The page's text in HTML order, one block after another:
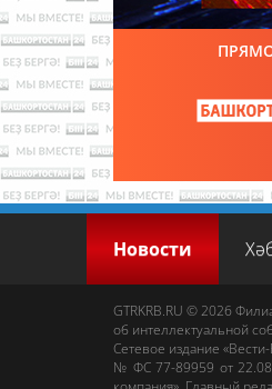
Новости
GTRKRB.RU © 2026
об интеллектуальной
Сетевое издание
№ ФС 77-89959 от